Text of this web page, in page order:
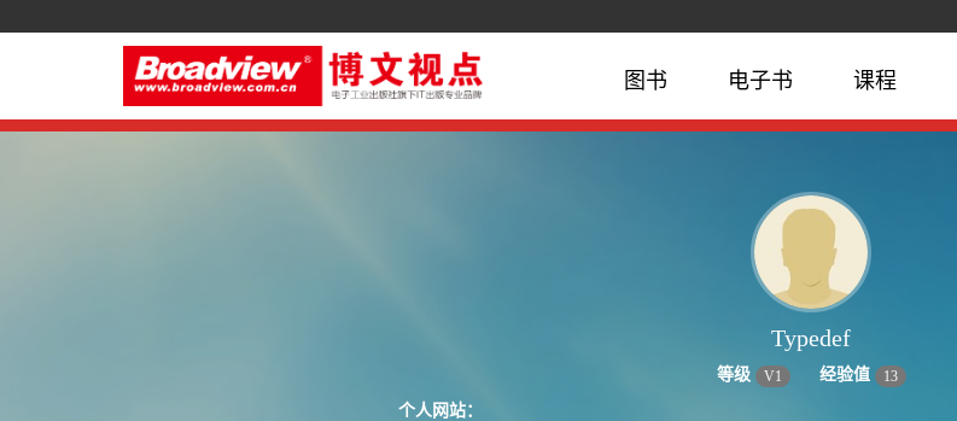
图书 电子书 课程
Typedef
等级 V1 经验值 13
个人网站：